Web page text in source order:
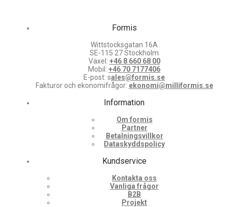
Formis
Wittstocksgatan 16A
SE-115 27 Stockholm
Växel: +46 8 660 68 00
Mobil: +46 70 7177406
E-post: sales@formis.se
Fakturor och ekonomifrågor: ekonomi@milliformis.se
Information
Om formis
Partner
Betalningsvillkor
Dataskyddspolicy
Kundservice
Kontakta oss
Vanliga frågor
B2B
Projekt